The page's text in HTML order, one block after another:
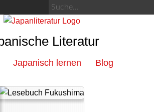
Literatur
Japanisch lernen Blog